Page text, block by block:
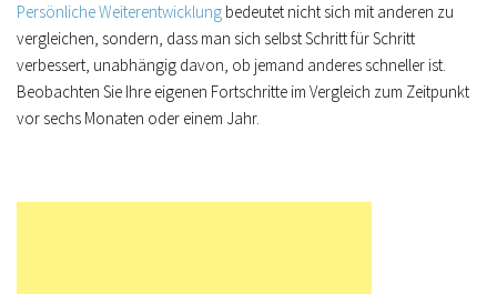
Persönliche Weiterentwicklung bedeutet nicht sich mit anderen zu
vergleichen, sondern, dass man sich selbst Schritt für Schritt
verbessert, unabhängig davon, ob jemand anderes schneller ist.
Beobachten Sie Ihre eigenen Fortschritte im Vergleich zum Zeitpunkt
vor sechs Monaten oder einem Jahr.